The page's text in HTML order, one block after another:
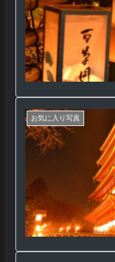
お気に入り写真